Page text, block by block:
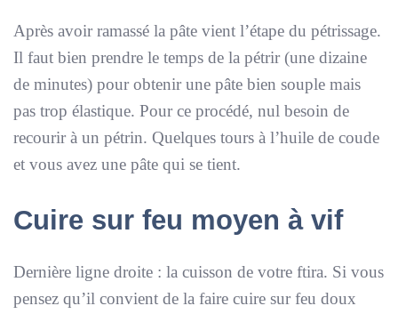
Après avoir ramassé la pâte vient l’étape du pétrissage.
Il faut bien prendre le temps de la pétrir (une dizaine
de minutes) pour obtenir une pâte bien souple mais
pas trop élastique. Pour ce procédé, nul besoin de
recourir à un pétrin. Quelques tours à l’huile de coude
et vous avez une pâte qui se tient.
Cuire sur feu moyen à vif
Dernière ligne droite : la cuisson de votre ftira. Si vous
pensez qu’il convient de la faire cuire sur feu doux